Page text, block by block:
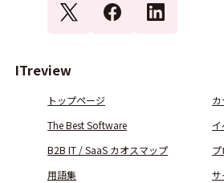
ITreview
トップページ
The Best Software
B2B IT / SaaS カオスマップ
用語集
サ